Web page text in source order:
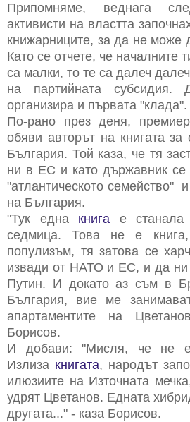
Припомняме, веднага
активисти на властта
книжарниците, за да не може
Като се отчете, че началните
са малки, то те са далеч
на партийната субсидия.
организира и първата "клада".
По-рано през деня,
обяви авторът на книгата за
България. Той каза, че тя
ни в ЕС и като държавник
"атлантическото семейство"
на България.
"Тук една книга е
седмица. Това не е
популизъм, тя затова се
извади от НАТО и ЕС, и да ни
Путин. И докато аз съм в
България, вие ме
апартаментите на
Борисов.
И добави: "Мисля, че не е
Излиза книгата, народът
илюзиите на Източната
удрят Цветанов. Едната
другата..." - каза Борисов.